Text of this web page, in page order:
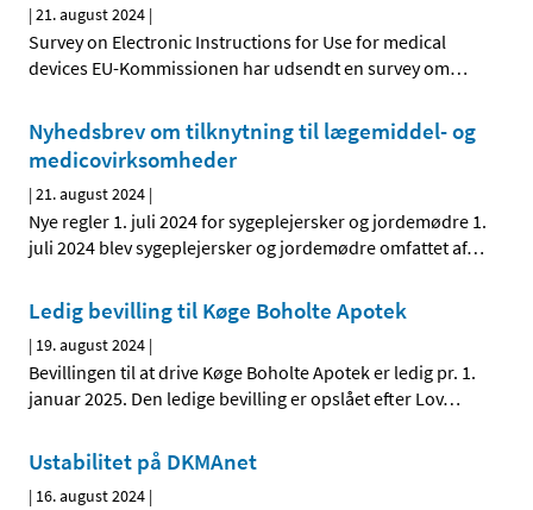
|21. august 2024 |
Survey on Electronic Instructions for Use for medical
devices EU-Kommissionen har udsendt en survey om…
Nyhedsbrev om tilknytning til lægemiddel- og
medicovirksomheder
|21. august 2024 |
Nye regler 1. juli 2024 for sygeplejersker og jordemødre 1.
juli 2024 blev sygeplejersker og jordemødre omfattet af…
Ledig bevilling til Køge Boholte Apotek
| 19. august 2024 |
Bevillingen til at drive Køge Boholte Apotek er ledig pr. 1.
januar 2025. Den ledige bevilling er opslået efter Lov…
Ustabilitet på DKMAnet
| 16. august 2024 |